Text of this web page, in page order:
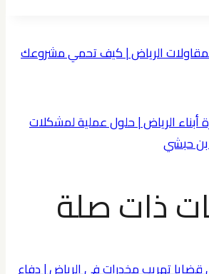
الرياض | كيف تحمي مشروعك
أبناء الرياض | حلول عملية لمشكلات
حبشي
ذات صلة